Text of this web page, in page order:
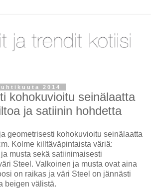
2014
kohokuvioitu seinälaatta
ja satiinin hohdetta
geometrisesti kohokuvioitu seinälaatta
Kolme killtäväpintaista väriä:
musta sekä satiinimaisesti
Steel. Valkoinen ja musta ovat aina
on raikas ja väri Steel on jännästi
beigen välistä.